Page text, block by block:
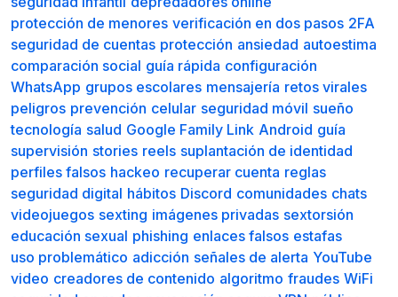
protección de menores verificación en dos pasos 2FA
seguridad de cuentas protección ansiedad autoestima
comparación social guía rápida configuración
WhatsApp grupos escolares mensajería retos virales
peligros prevención celular seguridad móvil sueño
tecnología salud Google Family Link Android guía
supervisión stories reels suplantación de identidad
perfiles falsos hackeo recuperar cuenta reglas
seguridad digital hábitos Discord comunidades chats
videojuegos sexting imágenes privadas sextorsión
educación sexual phishing enlaces falsos estafas
uso problemático adicción señales de alerta YouTube
video creadores de contenido algoritmo fraudes WiFi
Obten Certificados